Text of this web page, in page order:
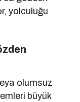
yolculuğu
olumsuz
büyük